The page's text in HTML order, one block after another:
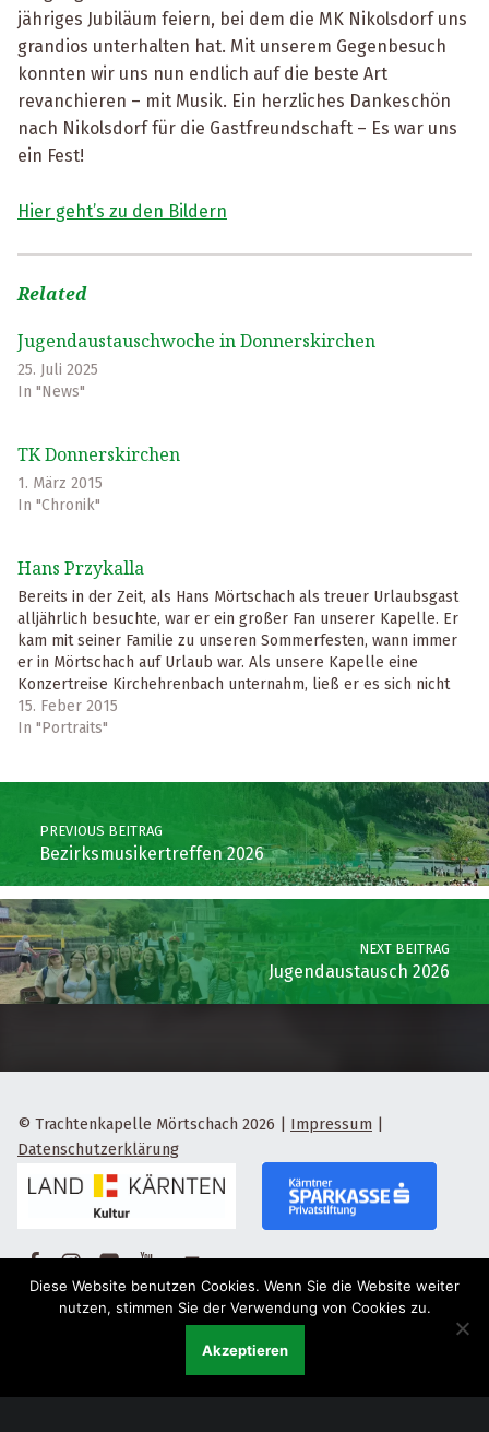
jähriges Jubiläum feiern, bei dem die MK Nikolsdorf uns
grandios unterhalten hat. Mit unserem Gegenbesuch
konnten wir uns nun endlich auf die beste Art
revanchieren – mit Musik. Ein herzliches Dankeschön
nach Nikolsdorf für die Gastfreundschaft – Es war uns
ein Fest!
Hier geht’s zu den Bildern
Related
Jugendaustauschwoche in Donnerskirchen
25. Juli 2025
In "News"
TK Donnerskirchen
1. März 2015
In "Chronik"
Hans Przykalla
Bereits in der Zeit, als Hans Mörtschach als treuer Urlaubsgast
alljährlich besuchte, war er ein großer Fan unserer Kapelle. Er
kam mit seiner Familie zu unseren Sommerfesten, wann immer
er in Mörtschach auf Urlaub war. Als unsere Kapelle eine
Konzertreise Kirchehrenbach unternahm, ließ er es sich nicht
nehmen, uns mit seinen…
15. Feber 2015
In "Portraits"
Post navigation
PREVIOUS BEITRAG
Bezirksmusikertreffen 2026
NEXT BEITRAG
Jugendaustausch 2026
© Trachtenkapelle Mörtschach 2026 | Impressum |
Datenschutzerklärung
Diese Website benutzen Cookies. Wenn Sie die Website weiter
nutzen, stimmen Sie der Verwendung von Cookies zu.
Akzeptieren